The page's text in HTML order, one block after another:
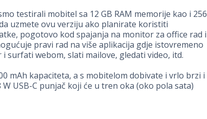
testirali mobitel sa 12 GB RAM memorije kao i 256
uzmete ovu verziju ako planirate koristiti
pogotovo kod spajanja na monitor za office rad i
pravi rad na više aplikacija gdje istovremeno
surfati webom, slati mailove, gledati video, itd.
mAh kapaciteta, a s mobitelom dobivate i vrlo brzi i
USB-C punjač koji će u tren oka (oko pola sata)